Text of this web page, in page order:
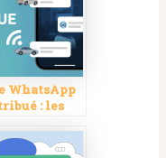
WhatsApp
: les
le